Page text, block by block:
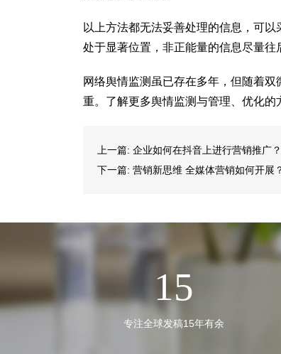
以上方法都无法妥善处理的信息，可
处于显著位置，非正能量的信息尽量往
网络舆情监测虽已存在多年，但随着
重。了解更多舆情监测与管理、优化的
上一篇: 企业如何在抖音上进行营销推广？
下一篇: 营销新思维 全媒体营销如何开展
15
专注全球发稿15年有余